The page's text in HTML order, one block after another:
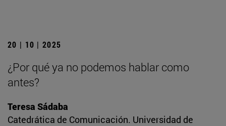
20 | 10 | 2025
¿Por qué ya no podemos hablar como
antes?
Teresa Sádaba
Catedrática de Comunicación. Universidad de